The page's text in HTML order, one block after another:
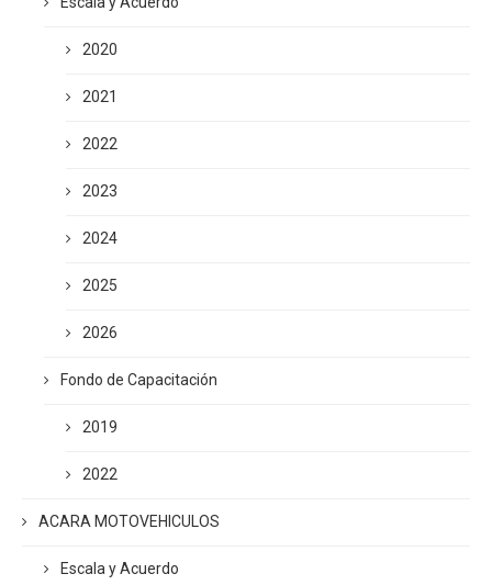
2020
2021
2022
2023
2024
2025
2026
Fondo de Capacitación
2019
2022
ACARA MOTOVEHICULOS
Escala y Acuerdo